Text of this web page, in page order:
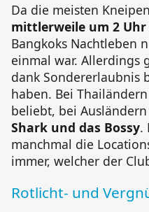
Da die meisten
mittlerweile um 2
Bangkoks Nachtleben
einmal war. Allerdings
dank Sondererlaubnis
haben. Bei
beliebt, bei
Shark und das Bossy.
manchmal die
immer, welcher der
Rotlicht- und